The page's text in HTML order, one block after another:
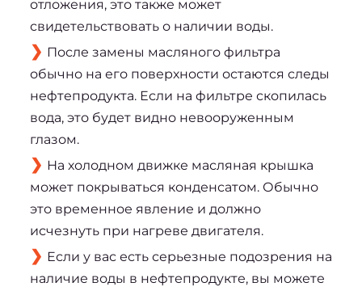
отложения, это также может
свидетельствовать о наличии воды.
После замены масляного фильтра
обычно на его поверхности остаются следы
нефтепродукта. Если на фильтре скопилась
вода, это будет видно невооруженным
глазом.
На холодном движке масляная крышка
может покрываться конденсатом. Обычно
это временное явление и должно
исчезнуть при нагреве двигателя.
Если у вас есть серьезные подозрения на
наличие воды в нефтепродукте, вы можете